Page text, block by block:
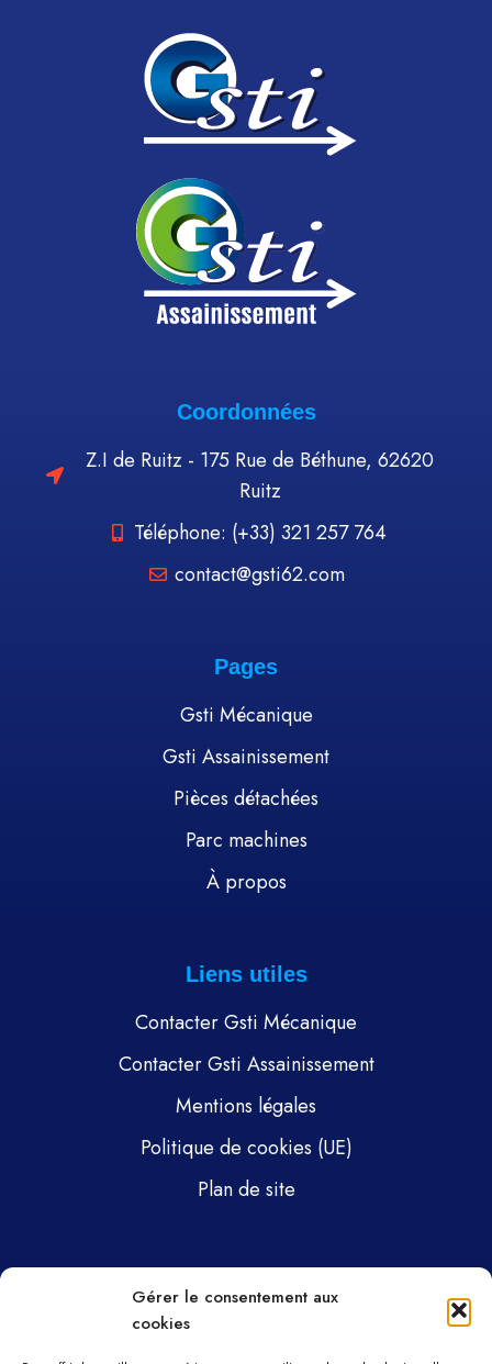
Gérer le consentement aux
cookies
Coordonnées
Z.I de Ruitz - 175 Rue de Béthune, 62620
Ruitz
Téléphone: (+33) 321 257 764
contact@gsti62.com
Pages
Gsti Mécanique
Gsti Assainissement
Pièces détachées
Parc machines
À propos
Liens utiles
Contacter Gsti Mécanique
Contacter Gsti Assainissement
Mentions légales
Politique de cookies (UE)
Plan de site
Gsti Mécanique